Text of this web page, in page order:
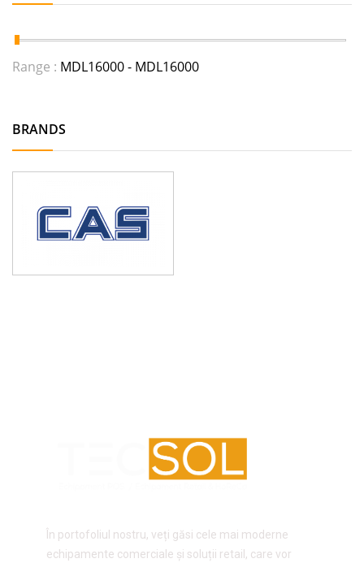
Range : MDL16000 - MDL16000
BRANDS
În portofoliul nostru, veți găsi cele mai moderne
echipamente comerciale și soluții retail, care vor